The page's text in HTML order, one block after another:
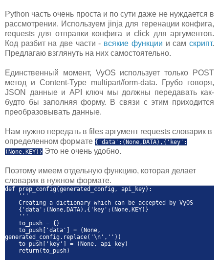
Python часть очень проста и по сути даже не нуждается в
рассмотрении. Используем jinja для геренации конфига,
requests для отправки конфига и click для аргументов.
Код разбит на две части - всякие функции и самскрипт.
Предлагаю взглянуть на них самостоятельно.
Единственный момент, VyOS использует только POST
метод и Content-Type multipart/form-data. Грубо говоря,
JSON данные и API ключ мы должны передавать как-
будто бы заполняя форму. В связи с этим приходится
преобразовывать данные.
Нам нужно передать в files аргумент requests словарик в
определенном формате {'data':(None,DATA),{'key':
(None,KEY)} Это не очень удобно.
Поэтому имеем отдельную функцию, которая делает
словарик в нужном формате.
def prep_config(generated_config, api_key):
'''
Creating a dictionary which can be accepted by VyOS
{'data':(None,DATA),{'key':(None,KEY)}
'''
to_push = {}
to_push['data'] = (None,
generated_config.replace('\n',''))
to_push['key'] = (None, api_key)
return(to_push)